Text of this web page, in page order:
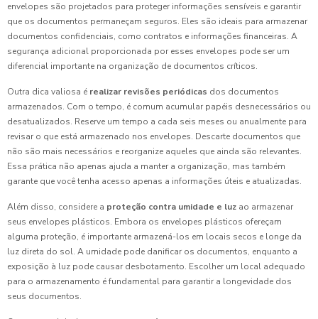
envelopes são projetados para proteger informações sensíveis e garantir
que os documentos permaneçam seguros. Eles são ideais para armazenar
documentos confidenciais, como contratos e informações financeiras. A
segurança adicional proporcionada por esses envelopes pode ser um
diferencial importante na organização de documentos críticos.
Outra dica valiosa é realizar revisões periódicas dos documentos
armazenados. Com o tempo, é comum acumular papéis desnecessários ou
desatualizados. Reserve um tempo a cada seis meses ou anualmente para
revisar o que está armazenado nos envelopes. Descarte documentos que
não são mais necessários e reorganize aqueles que ainda são relevantes.
Essa prática não apenas ajuda a manter a organização, mas também
garante que você tenha acesso apenas a informações úteis e atualizadas.
Além disso, considere a proteção contra umidade e luz ao armazenar
seus envelopes plásticos. Embora os envelopes plásticos ofereçam
alguma proteção, é importante armazená-los em locais secos e longe da
luz direta do sol. A umidade pode danificar os documentos, enquanto a
exposição à luz pode causar desbotamento. Escolher um local adequado
para o armazenamento é fundamental para garantir a longevidade dos
seus documentos.